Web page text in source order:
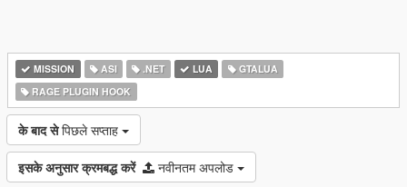
MISSION ASI .NET LUA
GTALUA
RAGE PLUGIN HOOK
के बाद से पिछले सप्ताह
इसके अनुसार क्रमबद्ध करें नवीनतम अपलोड